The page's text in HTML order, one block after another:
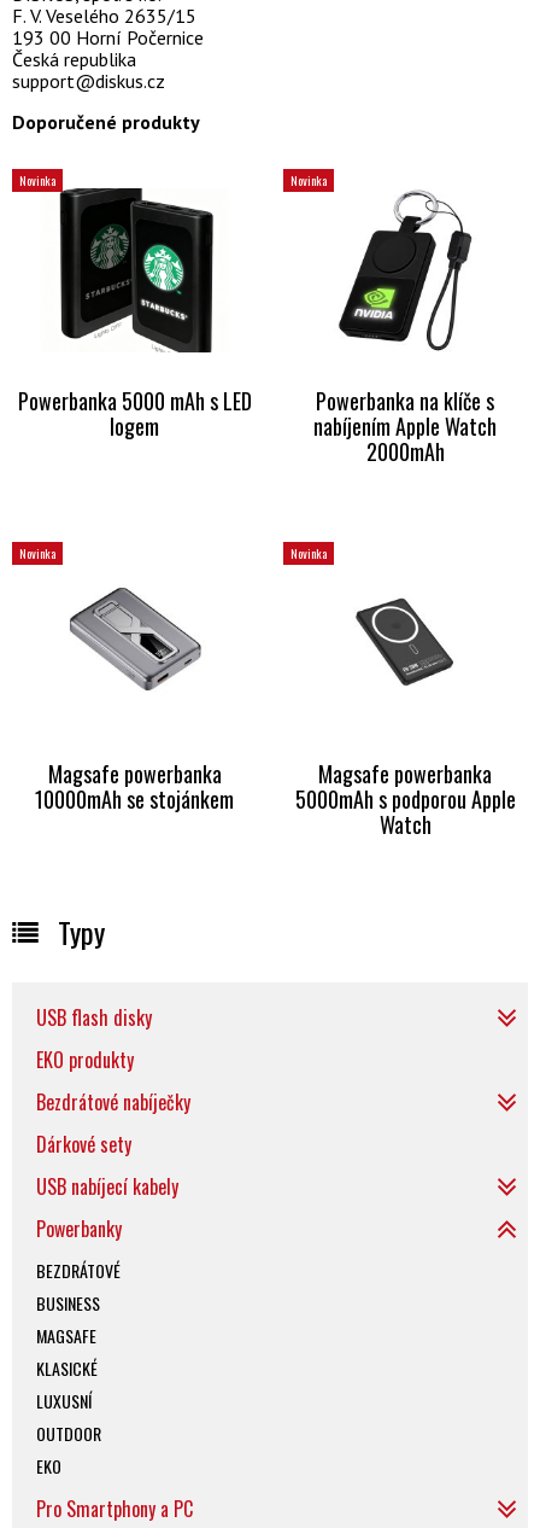
F. V. Veselého 2635/15
193 00 Horní Počernice
Česká republika
support@diskus.cz
Doporučené produkty
Novinka
Powerbanka 5000 mAh s LED
logem
Novinka
Powerbanka na klíče s
nabíjením Apple Watch
2000mAh
Novinka
Magsafe powerbanka
10000mAh se stojánkem
Novinka
Magsafe powerbanka
5000mAh s podporou Apple
Watch
Typy
USB flash disky
EKO produkty
Bezdrátové nabíječky
Dárkové sety
USB nabíjecí kabely
Powerbanky
BEZDRÁTOVÉ
BUSINESS
MAGSAFE
KLASICKÉ
LUXUSNÍ
OUTDOOR
EKO
Pro Smartphony a PC